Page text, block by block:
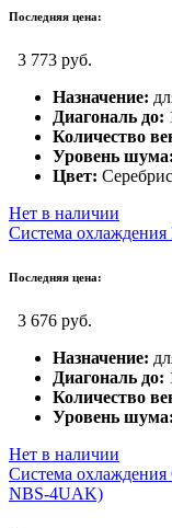
Последняя цена:
3 773 руб.
Назначение:
Диагональ до:
Количество
Уровень шума:
Цвет:
Нет в наличии
Система охлаждения
Последняя цена:
3 676 руб.
Назначение:
Диагональ до:
Количество
Уровень шума:
Нет в наличии
Система охлаждения
NBS-4UAK)